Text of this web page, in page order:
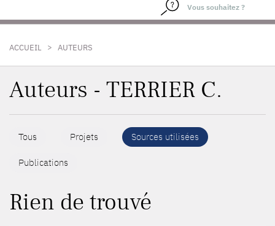
ACCUEIL > AUTEURS
Auteurs - TERRIER C.
Tous Projets Sources utilisées
Publications
Rien de trouvé